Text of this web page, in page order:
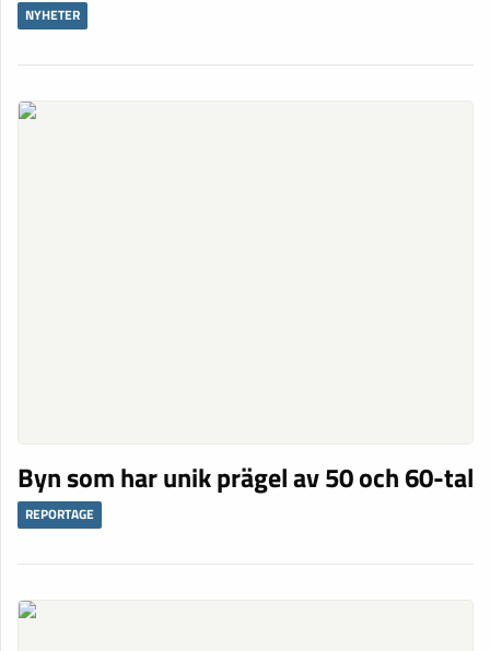
NYHETER
Byn som har unik prägel av 50 och 60-tal
REPORTAGE